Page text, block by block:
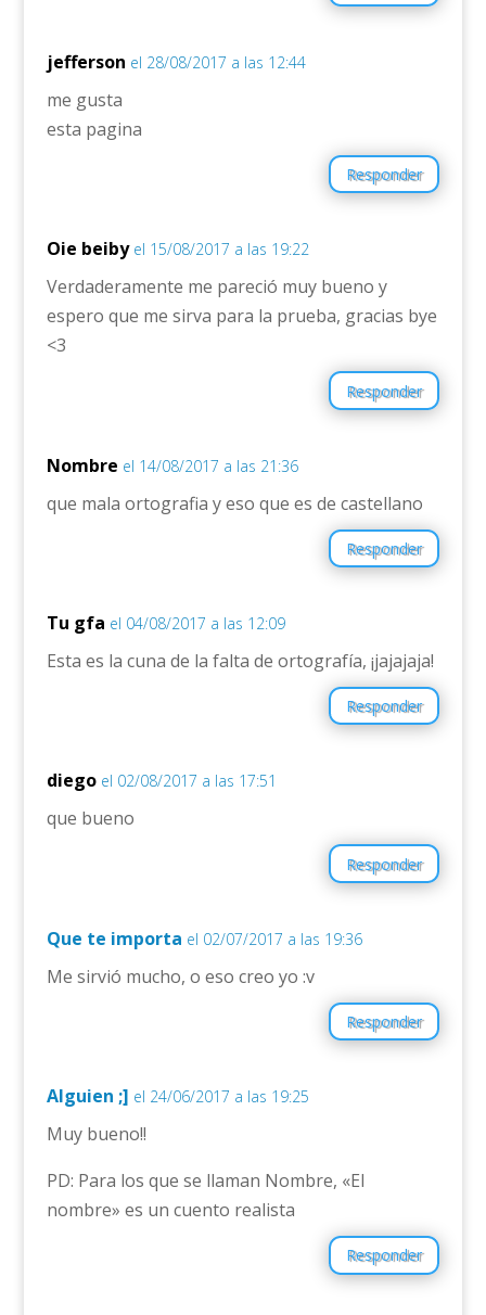
jefferson el 28/08/2017 a las 12:44
me gusta
esta pagina
Responder
Oie beiby el 15/08/2017 a las 19:22
Verdaderamente me pareció muy bueno y
espero que me sirva para la prueba, gracias bye
<3
Responder
Nombre el 14/08/2017 a las 21:36
que mala ortografia y eso que es de castellano
Responder
Tu gfa el 04/08/2017 a las 12:09
Esta es la cuna de la falta de ortografía, ¡jajajaja!
Responder
diego el 02/08/2017 a las 17:51
que bueno
Responder
Que te importa el 02/07/2017 a las 19:36
Me sirvió mucho, o eso creo yo :v
Responder
Alguien ;] el 24/06/2017 a las 19:25
Muy bueno!!
PD: Para los que se llaman Nombre, «El
nombre» es un cuento realista
Responder